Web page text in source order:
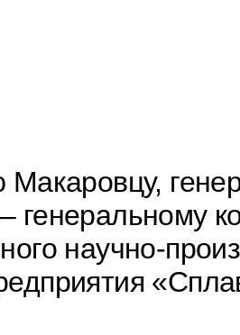
Макаровцу,
генеральному
научно-